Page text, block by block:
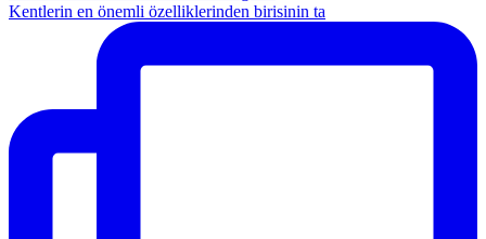
Kentlerin en önemli özelliklerinden birisinin ta